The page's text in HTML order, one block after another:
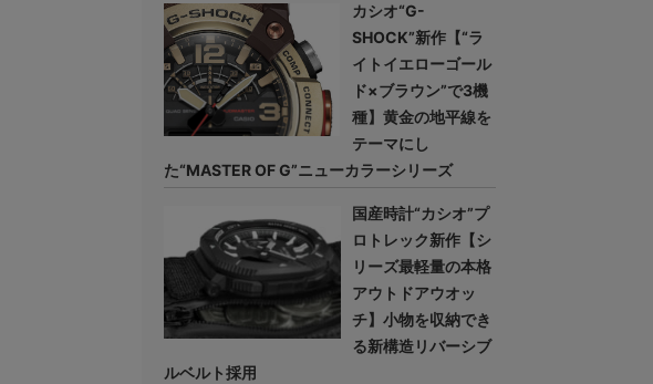
カシオ“G-
SHOCK”新作【“ラ
イトイエローゴール
ド×ブラウン”で3機
種】黄金の地平線を
テーマにし
た“MASTER OF G”ニューカラーシリーズ
国産時計“カシオ”プ
ロトレック新作【シ
リーズ最軽量の本格
アウトドアウオッ
チ】小物を収納でき
る新構造リバーシブ
ルベルト採用